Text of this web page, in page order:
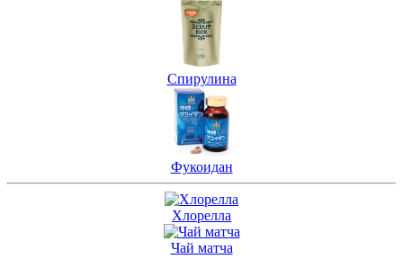
Спирулина
Фукоидан
Хлорелла
Чай матча